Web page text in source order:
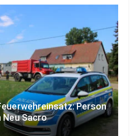
Person
Neu Sacro